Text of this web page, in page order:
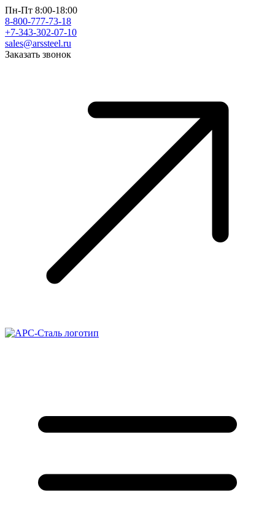
Пн-Пт 8:00-18:00
8-800-777-73-18
+7-343-302-07-10
sales@arssteel.ru
Заказать звонок